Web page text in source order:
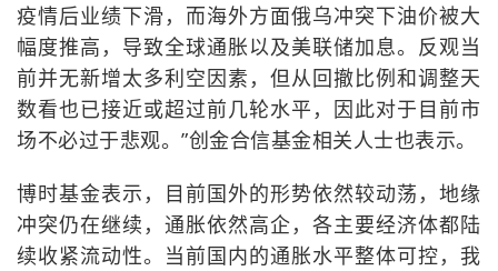
疫情后业绩下滑，而海外方面俄乌冲突下油价被大
幅度推高，导致全球通胀以及美联储加息。反观当
前并无新增太多利空因素，但从回撤比例和调整天
数看也已接近或超过前几轮水平，因此对于目前市
场不必过于悲观。”创金合信基金相关人士也表示。
博时基金表示，目前国外的形势依然较动荡，地缘
冲突仍在继续，通胀依然高企，各主要经济体都陆
续收紧流动性。当前国内的通胀水平整体可控，我